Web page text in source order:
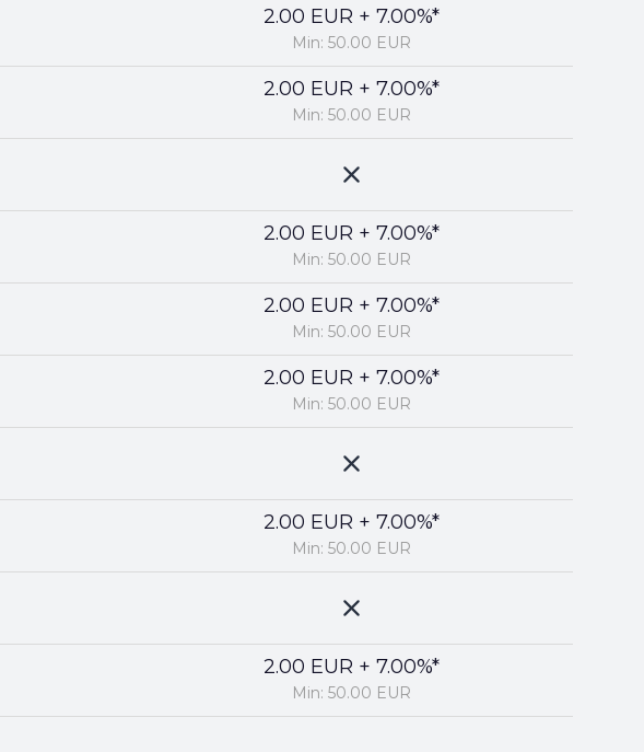
2.00 EUR + 7.00%*
Min: 50.00 EUR
2.00 EUR + 7.00%*
Min: 50.00 EUR
2.00 EUR + 7.00%*
Min: 50.00 EUR
2.00 EUR + 7.00%*
Min: 50.00 EUR
2.00 EUR + 7.00%*
Min: 50.00 EUR
2.00 EUR + 7.00%*
Min: 50.00 EUR
2.00 EUR + 7.00%*
Min: 50.00 EUR